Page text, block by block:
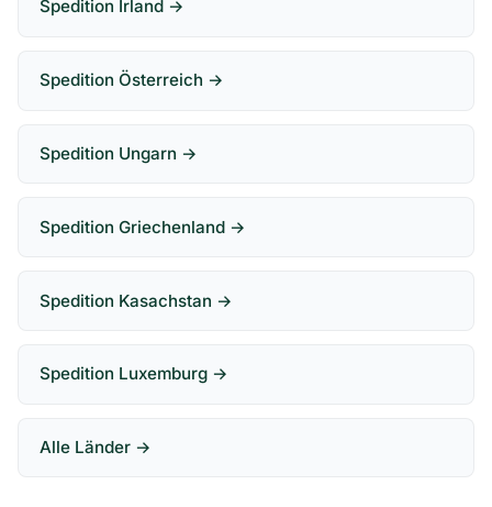
Spedition Irland →
Spedition Österreich →
Spedition Ungarn →
Spedition Griechenland →
Spedition Kasachstan →
Spedition Luxemburg →
Alle Länder →